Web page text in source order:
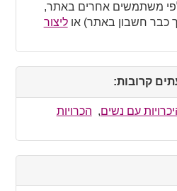
משתמשים אחרים באתר,
כבר חשבון באתר) אוליצור
קרובות:
to
collapseעם נשים, הכרויות